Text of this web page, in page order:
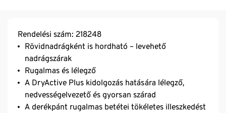
Rendelési szám: 218248
Rövidnadrágként is hordható – levehető
nadrágszárak
Rugalmas és lélegző
A DryActive Plus kidolgozás hatására lélegző,
nedvességelvezető és gyorsan szárad
A derékpánt rugalmas betétei tökéletes illeszkedést